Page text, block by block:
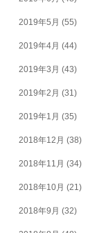
2019年5月 (55)
2019年4月 (44)
2019年3月 (43)
2019年2月 (31)
2019年1月 (35)
2018年12月 (38)
2018年11月 (34)
2018年10月 (21)
2018年9月 (32)